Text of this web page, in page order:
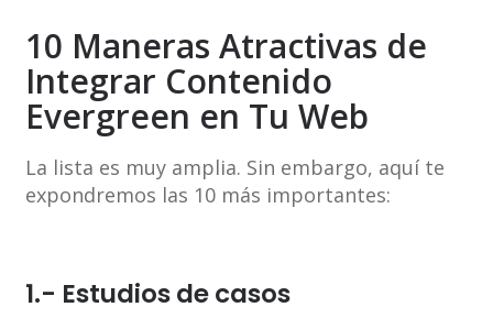
10 Maneras Atractivas de
Integrar Contenido
Evergreen en Tu Web
La lista es muy amplia. Sin embargo, aquí te
expondremos las 10 más importantes:
1.- Estudios de casos